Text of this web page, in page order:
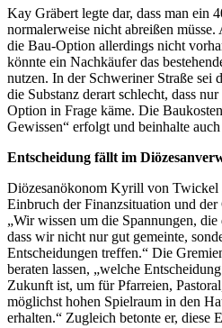
Kay Gräbert legte dar, dass man ein
normalerweise nicht abreißen
die Bau-Option allerdings nicht
könnte ein Nachkäufer das
nutzen. In der Schweriner Straße sei
die Substanz derart schlecht, dass
Option in Frage käme. Die
Gewissen“ erfolgt und beinhalte
Entscheidung fällt im
Diözesanökonom Kyrill von Twickel
Einbruch der Finanzsituation und
„Wir wissen um die Spannungen,
dass wir nicht nur gut gemeinte,
Entscheidungen treffen.“ Die
beraten lassen, „welche
Zukunft ist, um für Pfarreien,
möglichst hohen Spielraum in den
erhalten.“ Zugleich betonte er, diese